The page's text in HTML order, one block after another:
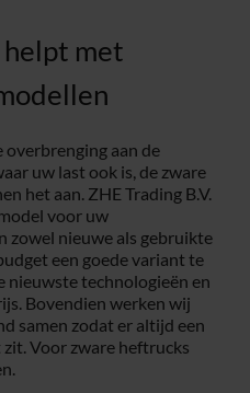
helpt met
overbrenging aan de
uw last ook is, de zware
het aan. ZHE Trading B.V.
voor uw
zowel nieuwe als gebruikte
een goede variant te
nieuwste technologieën en
Bovendien werken wij
samen zodat er altijd een
Voor zware heftrucks